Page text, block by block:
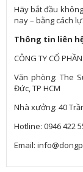
Hãy bắt đầu
nay – bằng cách
Thông tin liên
CÔNG TY CỔ
Văn phòng: The
Đức, TP HCM
Nhà xưởng: 40
Hotline: 0946 422
Email: